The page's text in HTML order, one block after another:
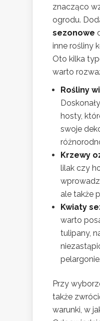
znacząco
ogrodu.
sezonowe
inne rośliny
Oto kilka
warto
Rośliny
hosty,
swoje
Krzewy
lilak czy
ale także
Kwiaty
warto
tulipany,
pelargonie.
Przy
także
warunki, w